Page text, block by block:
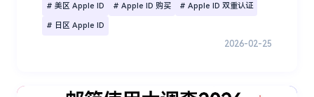
# 美区 Apple ID # Apple ID 购买 # Apple ID 双重认证
# 日区 Apple ID
2026-02-25